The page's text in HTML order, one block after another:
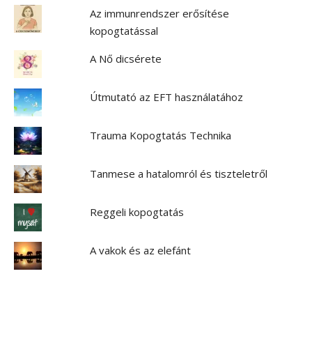
Az immunrendszer erősítése
kopogtatással
A Nő dicsérete
Útmutató az EFT használatához
Trauma Kopogtatás Technika
Tanmese a hatalomról és tiszteletről
Reggeli kopogtatás
A vakok és az elefánt